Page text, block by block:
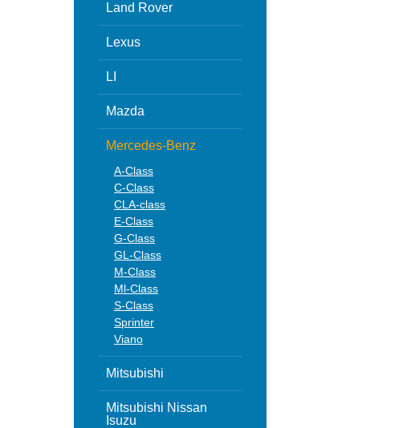
Land Rover
Lexus
LI
Mazda
Mercedes-Benz
A-Class
C-Class
CLA-class
E-Class
G-Class
GL-Class
M-Class
Ml-Class
S-Class
Sprinter
Viano
Mitsubishi
Mitsubishi Nissan
Isuzu